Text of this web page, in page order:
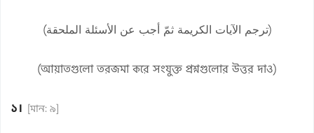
(ترجم الآيات الكريمة ثمّ أجب عن الأسئلة الملحقة)
(আয়াতগুলো তরজমা করে সংযুক্ত প্রশ্নগুলোর উত্তর দাও)
১। [মান: ৯]